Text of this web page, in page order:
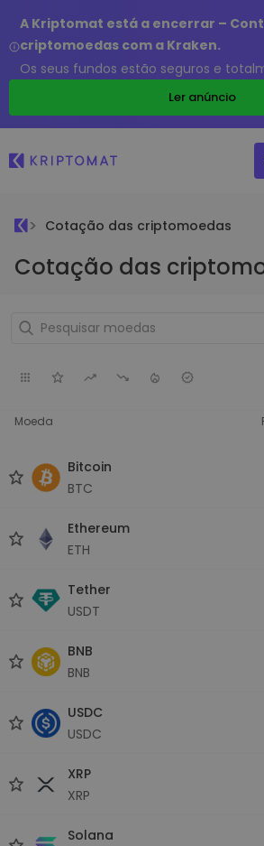
A Kriptomat está a encerrar –
criptomoedas com a Kraken.
Os seus fundos estão seguros e
Ler anúncio
Cotação das criptomoedas
Cotação das
Moeda
Bitcoin
BTC
Ethereum
ETH
Tether
USDT
BNB
BNB
USDC
USDC
XRP
XRP
Solana